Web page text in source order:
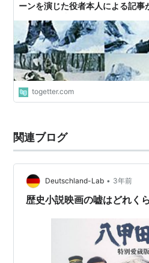
ーンを演じた役者本人による記事
シーン」
togetter.com
関連ブログ
Deutschland-Lab • 3年前
歴史小説映画の嘘はどれく